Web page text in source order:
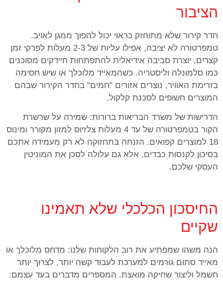
הציבור
חדר קירור שלא מתוחזק כראוי יכול להפוך ממגן לאויב.
טמפרטורה לא יציבה, אפילו עליות של 2-3 מעלות לפרקי זמן
קצרים, יוצרת סביבה אידיאלית להתפתחות חיידקים מסוכנים
כמו סלמונלה וליסטריה. כשהמאייד מלוכלך או שיש חסימה
בזרימת האוויר, נוצרים אזורים "חמים" בחדר הקירור שבהם
המוצרים חשופים לסכנת קלקול.
הדרישות של משרד הבריאות ברורות: שמירה על שרשרת
הקור בטמפרטורה של עד 4 מעלות צלזיוס למזון מקורר ומינוס
18 למוצרים קפואים. הזנחה בתחזוקה לא רק מעמידה אתכם
בסיכון לקנסות כבדים, אלא גם עלולה לסכן את המוניטין
העסקי שלכם.
החיסכון הכלכלי שלא תאמינו
שקיים
הנה משהו שמפתיע את רוב הלקוחות שלנו: מדחס מלוכלך או
מאייד סתום גורמים למערכת לעבוד קשה יותר, לצרוך יותר
חשמל וליצור שחיקה מואצת. המספרים מדברים בעד עצמם: